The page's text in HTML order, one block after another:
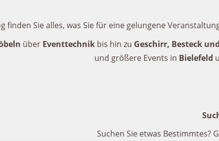
finden Sie alles, was Sie für eine gelungene
über Eventtechnik bis hin zu Geschirr, Besteck
und größere Events in Bielefeld
Suchen Sie etwas Bestimmtes?